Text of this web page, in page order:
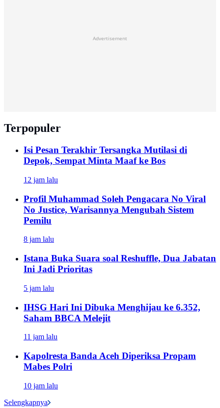
Advertisement
Terpopuler
Isi Pesan Terakhir Tersangka Mutilasi di
Depok, Sempat Minta Maaf ke Bos
12 jam lalu
Profil Muhammad Soleh Pengacara No Viral
No Justice, Warisannya Mengubah Sistem
Pemilu
8 jam lalu
Istana Buka Suara soal Reshuffle, Dua Jabatan
Ini Jadi Prioritas
5 jam lalu
IHSG Hari Ini Dibuka Menghijau ke 6.352,
Saham BBCA Melejit
11 jam lalu
Kapolresta Banda Aceh Diperiksa Propam
Mabes Polri
10 jam lalu
Selengkapnya